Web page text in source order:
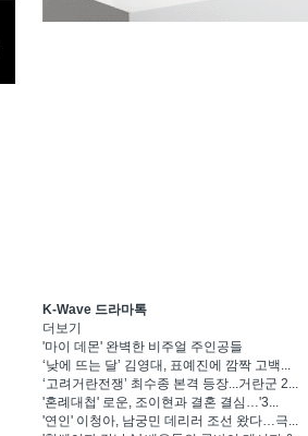
K-Wave 드라마톡
더보기
'마이 데몬' 완벽한 비주얼 주인공들
‘낮에 뜨는 달’ 김영대, 표예진에 깜짝 고백...
‘고려거란전쟁’ 최수종 본격 등장...거란군 2...
'혼례대첩' 로운, 조이현과 결혼 결심…'3...
'연인' 이청아, 남궁민 데리러 조선 왔다…극...